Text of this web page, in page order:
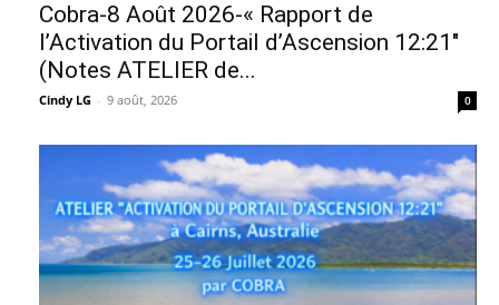
Cobra-8 Août 2026-« Rapport de
l’Activation du Portail d’Ascension 12:21″
(Notes ATELIER de...
Cindy LG - 9 août, 2026 0